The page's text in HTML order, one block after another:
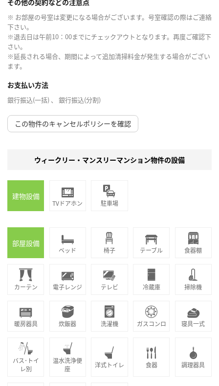
その他の契約などの注意点
※ お部屋の号室は変更になる場合がございます。号室確認の際はご連絡
下さい。
※退去日は午前10：00までにチェックアウトとなります。再度ご確認下
さい。
※延長される場合、期間によって追加清掃料金が発生する場合がござい
ます。
お支払い方法
銀行振込(一括) 、 銀行振込(分割)
この物件のキャンセルポリシーを確認
ウィークリー・マンスリーマンション物件の設備
建物設備
TVドアホン 駐車場
部屋設備
ベッド 椅子 テーブル 食器棚
カーテン 電子レンジ テレビ 冷蔵庫 掃除機
暖房器具 炊飯器 洗濯機 ガスコンロ 寝具一式
バス･トイ
レ別
温水洗浄便
座
洋式トイレ 食器 調理器具